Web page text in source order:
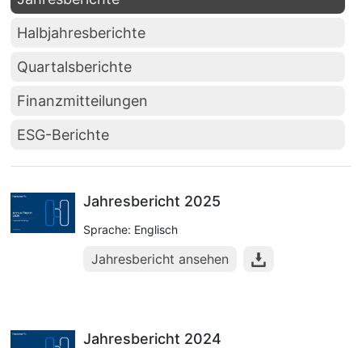
Halbjahresberichte
Quartalsberichte
Finanzmitteilungen
ESG-Berichte
Jahresbericht 2025
Sprache: Englisch
Jahresbericht ansehen
Jahresbericht 2024